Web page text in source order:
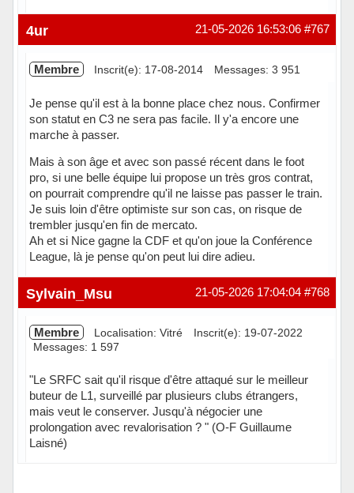
Hors ligne #767
21-05-2026 16:53:06
4ur
Membre Inscrit(e): 17-08-2014 Messages: 3 951
Je pense qu'il est à la bonne place chez nous. Confirmer
son statut en C3 ne sera pas facile. Il y'a encore une
marche à passer.
Mais à son âge et avec son passé récent dans le foot
pro, si une belle équipe lui propose un très gros contrat,
on pourrait comprendre qu'il ne laisse pas passer le train.
Je suis loin d'être optimiste sur son cas, on risque de
trembler jusqu'en fin de mercato.
Ah et si Nice gagne la CDF et qu'on joue la Conférence
League, là je pense qu'on peut lui dire adieu.
Hors ligne #768
21-05-2026 17:04:04
Sylvain_Msu
Membre Localisation: Vitré
Inscrit(e): 19-07-2022
Messages: 1 597
"Le SRFC sait qu'il risque d'être attaqué sur le meilleur
buteur de L1, surveillé par plusieurs clubs étrangers,
mais veut le conserver. Jusqu'à négocier une
prolongation avec revalorisation ? " (O-F Guillaume
Laisné)